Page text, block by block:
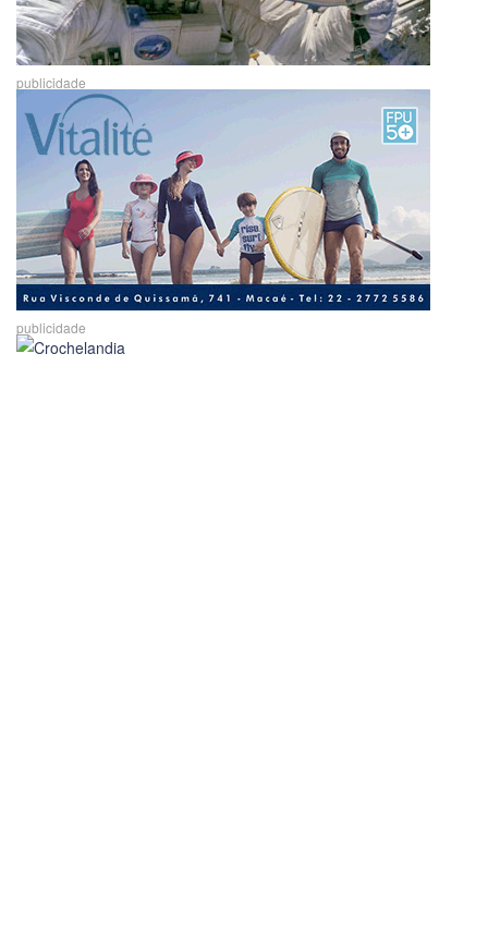
publicidade
publicidade